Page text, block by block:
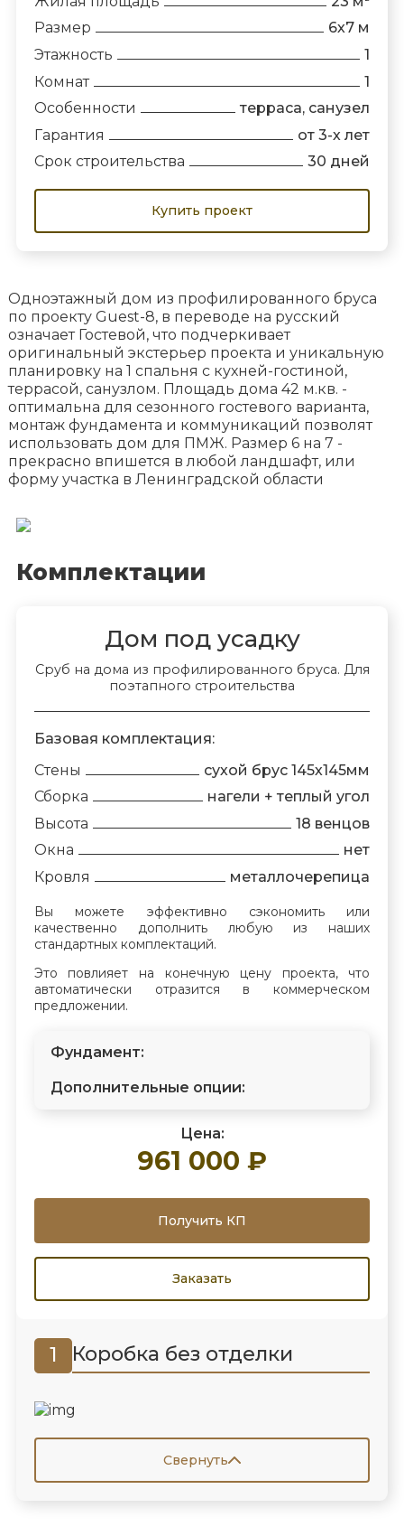
Размер
6х7 м
Этажность
1
Комнат
1
Особенности
терраса, санузел
Гарантия
от 3-х лет
Срок строительства
30 дней
Купить проект
Одноэтажный дом из профилированного бруса
по проекту Guest-8, в переводе на русский
означает Гостевой, что подчеркивает
оригинальный экстерьер проекта и уникальную
планировку на 1 спальня с кухней-гостиной,
террасой, санузлом. Площадь дома 42 м.кв. -
оптимальна для сезонного гостевого варианта,
монтаж фундамента и коммуникаций позволят
использовать дом для ПМЖ. Размер 6 на 7 -
прекрасно впишется в любой ландшафт, или
форму участка в Ленинградской области
Комплектации
1 Коробка без отделки
Свернуть
Дом под усадку
Сруб на дома из профилированного бруса. Для
поэтапного строительства
Базовая комплектация:
Стены
сухой брус 145х145мм
Сборка
нагели + теплый угол
Высота
18 венцов
Окна
нет
Кровля
металлочерепица
Вы можете эффективно сэкономить или
качественно дополнить любую из наших
стандартных комплектаций.
Это повлияет на конечную цену проекта, что
автоматически отразится в коммерческом
предложении.
Фундамент:
Дополнительные опции:
Цена:
961 000 ₽
Получить КП
Заказать